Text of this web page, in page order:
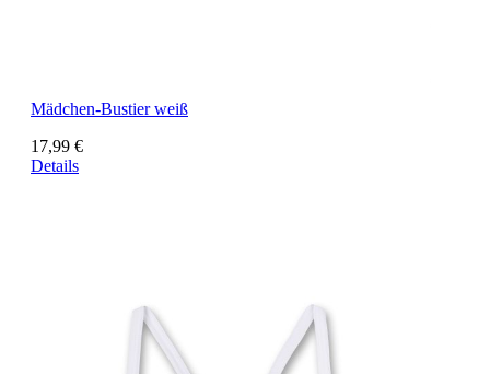
Mädchen-Bustier weiß
17,99 €
Details